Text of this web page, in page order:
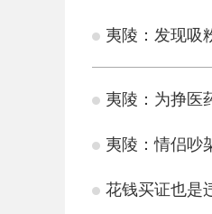
夷陵：发现吸
夷陵：为挣医
夷陵：情侣吵
花钱买证也